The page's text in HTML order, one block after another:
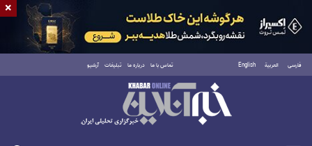
فارسی العربية English تماس با ما درباره ما تبلیغات آرشیو
یکشنبه ۱۸ مرداد ۱۴۰۵
×